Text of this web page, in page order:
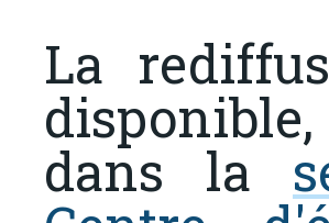
La
dans la